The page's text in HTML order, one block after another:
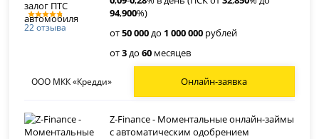
22 отзыва
94,900%)
от50 000до 1 000 000 рублей
от3до60 месяцев
ООО МКК «Кредди» Онлайн-заявка
Z-Finance - Моментальные онлайн-займы
с автоматическим одобрением